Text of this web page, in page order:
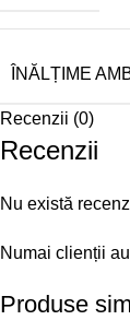
ÎNĂLȚIME
Recenzii (0)
Recenzii
Nu există
Numai clienții
Produse